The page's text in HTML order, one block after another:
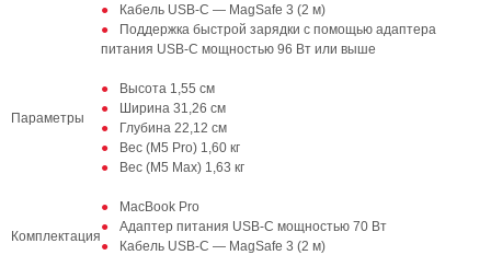
Кабель USB-C — MagSafe 3 (2 м)
Поддержка быстрой зарядки с помощью адаптера
питания USB-C мощностью 96 Вт или выше
Параметры
Высота 1,55 см
Ширина 31,26 см
Глубина 22,12 см
Вес (M5 Pro) 1,60 кг
Вес (M5 Max) 1,63 кг
Комплектация
MacBook Pro
Адаптер питания USB-C мощностью 70 Вт
Кабель USB-C — MagSafe 3 (2 м)